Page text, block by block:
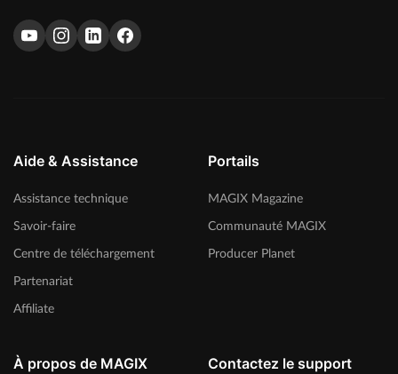
Aide & Assistance
Assistance technique
Savoir-faire
Centre de téléchargement
Partenariat
Affiliate
Portails
MAGIX Magazine
Communauté MAGIX
Producer Planet
À propos de MAGIX
Contactez le support